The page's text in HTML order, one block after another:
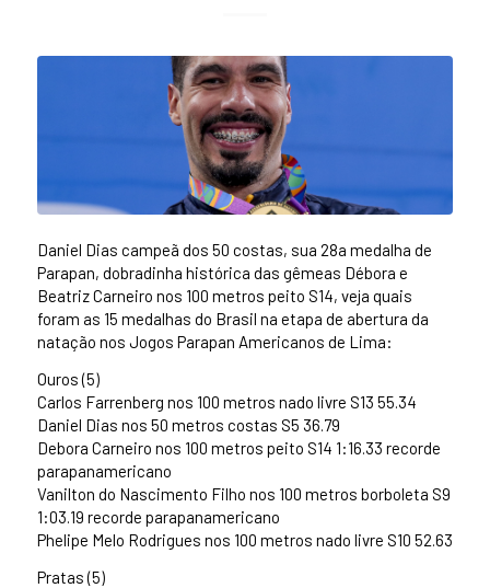
Daniel Dias campeã dos 50 costas, sua 28a medalha de
Parapan, dobradinha histórica das gêmeas Débora e
Beatriz Carneiro nos 100 metros peito S14, veja quais
foram as 15 medalhas do Brasil na etapa de abertura da
natação nos Jogos Parapan Americanos de Lima:
Ouros (5)
Carlos Farrenberg nos 100 metros nado livre S13 55.34
Daniel Dias nos 50 metros costas S5 36.79
Debora Carneiro nos 100 metros peito S14 1:16.33 recorde
parapanamericano
Vanilton do Nascimento Filho nos 100 metros borboleta S9
1:03.19 recorde parapanamericano
Phelipe Melo Rodrigues nos 100 metros nado livre S10 52.63
Pratas (5)